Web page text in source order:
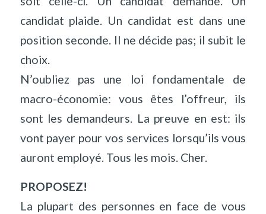
candidat plaide. Un candidat est dans une
position seconde. Il ne décide pas; il subit le
choix.
N’oubliez pas une loi fondamentale de
macro-économie: vous êtes l’offreur, ils
sont les demandeurs. La preuve en est: ils
vont payer pour vos services lorsqu’ils vous
auront employé. Tous les mois. Cher.
PROPOSEZ!
La plupart des personnes en face de vous